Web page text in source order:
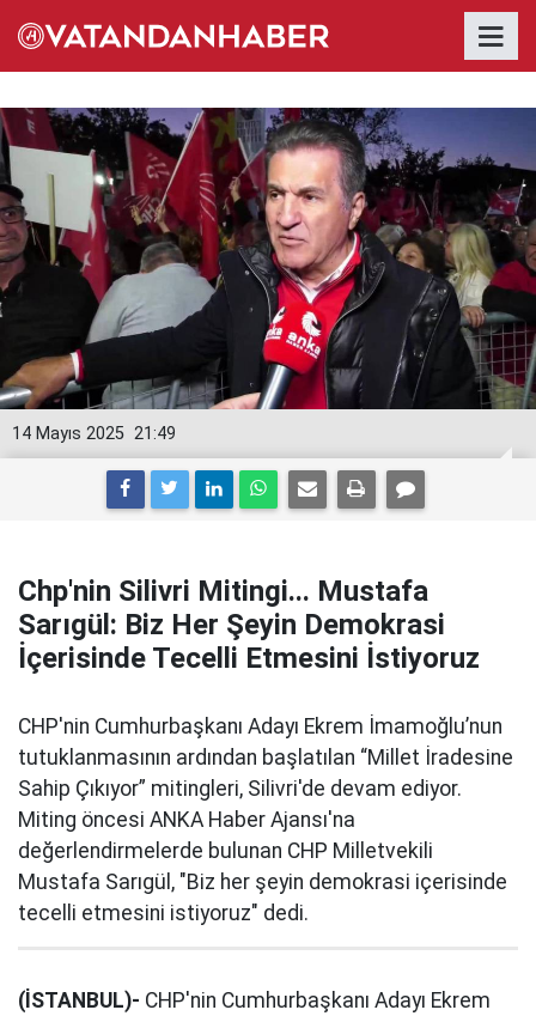
21:49
14 Mayıs 2025
Chp'nin Silivri Mitingi... Mustafa
Sarıgül: Biz Her Şeyin Demokrasi
İçerisinde Tecelli Etmesini İstiyoruz
CHP'nin Cumhurbaşkanı Adayı Ekrem İmamoğlu’nun
tutuklanmasının ardından başlatılan “Millet İradesine
Sahip Çıkıyor” mitingleri, Silivri'de devam ediyor.
Miting öncesi ANKA Haber Ajansı'na
değerlendirmelerde bulunan CHP Milletvekili
Mustafa Sarıgül, "Biz her şeyin demokrasi içerisinde
tecelli etmesini istiyoruz" dedi.
(İSTANBUL)- CHP'nin Cumhurbaşkanı Adayı Ekrem